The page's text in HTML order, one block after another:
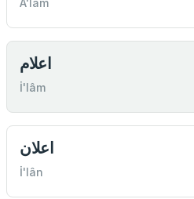
اعلام
İ'lâm
اعلان
İ'lân